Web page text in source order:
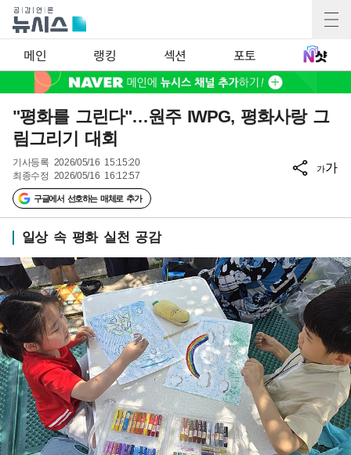
메인 랭킹 섹션 포토
"평화를 그린다"…원주 IWPG, 평화사랑 그
림그리기 대회
기사등록 2026/05/16 15:15:20
최종수정 2026/05/16 16:12:57
구글에서 선호하는 매체로 추가
가가
일상 속 평화 실천 공감